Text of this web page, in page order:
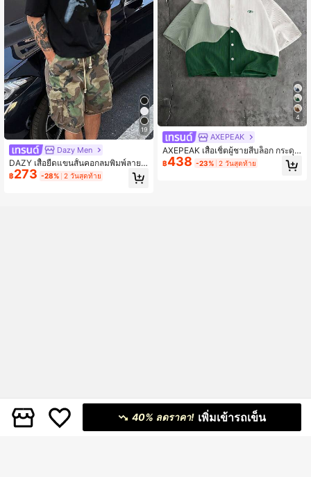
19
Dazy Men
DAZY เสื้อยืดแขนสั้นคอกลมพิมพ์ลายตั
วอักษรสำหรับผู้ชาย สไตล์ลำลองอเนกป
ระสงค์ ใส่ได้ทุกวัน เสื้อยืดกราฟิกฤดูร้อ
฿273 -28% 2 วันสุดท้าย
4
AXEPEAK
AXEPEAK เสื้อเชิ้ตผู้ชายสีบล็อก กระดุม
แถวเดียว ลำลอง อเนกประสงค์ สำหรับใ
ส่ประจำวันและการเดินทาง
฿438 -23% 2 วันสุดท้าย
40% ลดราคา! เพิ่มเข้ารถเข็น